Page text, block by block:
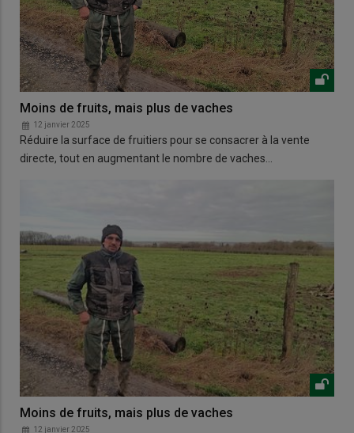
Moins de fruits, mais plus de vaches
12 janvier 2025
Réduire la surface de fruitiers pour se consacrer à la vente
directe, tout en augmentant le nombre de vaches…
Moins de fruits, mais plus de vaches
12 janvier 2025